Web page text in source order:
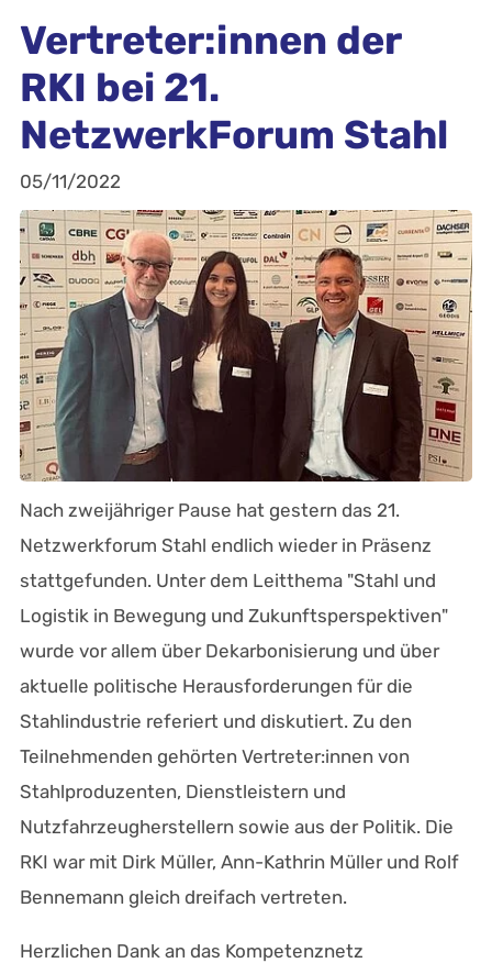
Vertreter:innen der
RKI bei 21.
NetzwerkForum Stahl
05/11/2022
Nach zweijähriger Pause hat gestern das 21.
Netzwerkforum Stahl endlich wieder in Präsenz
stattgefunden. Unter dem Leitthema "Stahl und
Logistik in Bewegung und Zukunftsperspektiven"
wurde vor allem über Dekarbonisierung und über
aktuelle politische Herausforderungen für die
Stahlindustrie referiert und diskutiert. Zu den
Teilnehmenden gehörten Vertreter:innen von
Stahlproduzenten, Dienstleistern und
Nutzfahrzeugherstellern sowie aus der Politik. Die
RKI war mit Dirk Müller, Ann-Kathrin Müller und Rolf
Bennemann gleich dreifach vertreten.
Herzlichen Dank an das Kompetenznetz